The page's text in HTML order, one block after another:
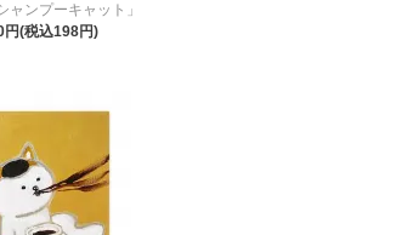
ャンプーキャット」
円(税込198円)